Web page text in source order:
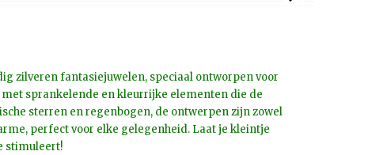
zilveren fantasiejuwelen, speciaal ontworpen voor
sprankelende en kleurrijke elementen die de
sterren en regenbogen, de ontwerpen zijn zowel
perfect voor elke gelegenheid. Laat je kleintje
stimuleert!